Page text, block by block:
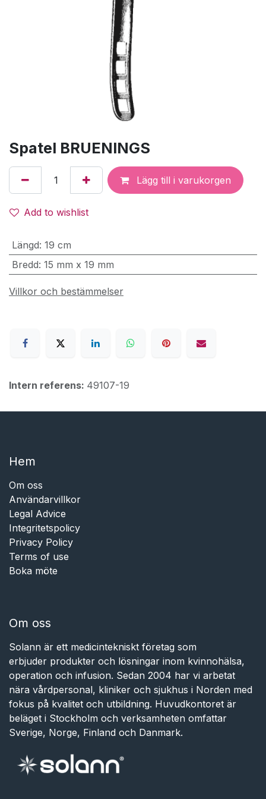
Spatel BRUENINGS
Lägg till i varukorgen
Add to wishlist
Längd: 19 cm
Bredd: 15 mm x 19 mm
Villkor och bestämmelser
Intern referens: 49107-19
Hem​​
Om oss
Användarvillkor
Legal Advice
Integritetspolicy
Privacy Policy
Terms of use
Boka möte
Om oss
Solann är ett medicintekniskt företag som
erbjuder produkter och lösningar inom kvinnohälsa,
operation och infusion. Sedan 2004 har vi arbetat
nära vårdpersonal, kliniker och sjukhus i Norden med
fokus på kvalitet och utbildning. Huvudkontoret är
beläget i Stockholm och verksamheten omfattar
Sverige, Norge, Finland och Danmark.